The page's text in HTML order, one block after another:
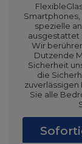
spezielle
ausgestattet
Wir
Dutzende
Sicherheit
die
zuverlässigen
Sie alle